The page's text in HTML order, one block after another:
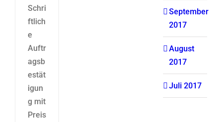
Schri
ftlich
e
Auftr
agsb
estät
igun
g mit
Preis
September
2017
August
2017
Juli 2017